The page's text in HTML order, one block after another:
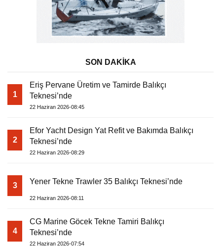
SON DAKİKA
1
Eriş Pervane Üretim ve Tamirde Balıkçı
Teknesi’nde
22 Haziran 2026-08:45
2
Efor Yacht Design Yat Refit ve Bakımda Balıkçı
Teknesi’nde
22 Haziran 2026-08:29
3 Yener Tekne Trawler 35 Balıkçı Teknesi’nde
22 Haziran 2026-08:11
4
CG Marine Göcek Tekne Tamiri Balıkçı
Teknesi’nde
22 Haziran 2026-07:54